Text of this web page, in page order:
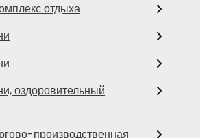
отдыха
оздоровительный
производственная